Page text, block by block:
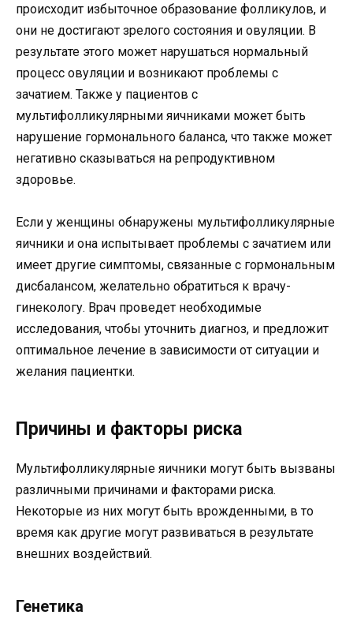
происходит избыточное образование фолликулов, и
они не достигают зрелого состояния и овуляции. В
результате этого может нарушаться нормальный
процесс овуляции и возникают проблемы с
зачатием. Также у пациентов с
мультифолликулярными яичниками может быть
нарушение гормонального баланса, что также может
негативно сказываться на репродуктивном
здоровье.
Если у женщины обнаружены мультифолликулярные
яичники и она испытывает проблемы с зачатием или
имеет другие симптомы, связанные с гормональным
дисбалансом, желательно обратиться к врачу-
гинекологу. Врач проведет необходимые
исследования, чтобы уточнить диагноз, и предложит
оптимальное лечение в зависимости от ситуации и
желания пациентки.
Причины и факторы риска
Мультифолликулярные яичники могут быть вызваны
различными причинами и факторами риска.
Некоторые из них могут быть врожденными, в то
время как другие могут развиваться в результате
внешних воздействий.
Генетика